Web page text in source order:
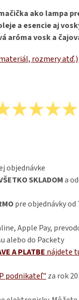
ako lampa
a esencie aj
aróma vosk a
rozmery atď.)
objednávke
SKLADOMa
pre objednávky od
Apple Pay,
alebo do Packety
A PLATBE nájdete
podnikateľ" za rok